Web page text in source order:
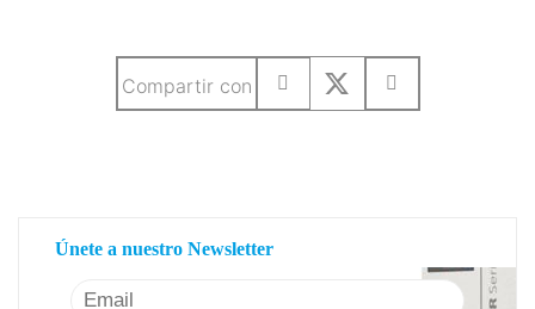
Compartir con
Únete a nuestro Newsletter